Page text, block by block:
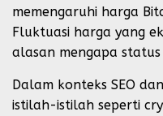
memengaruhi harga
Fluktuasi harga yang
alasan mengapa
Dalam konteks SEO
istilah-istilah seperti